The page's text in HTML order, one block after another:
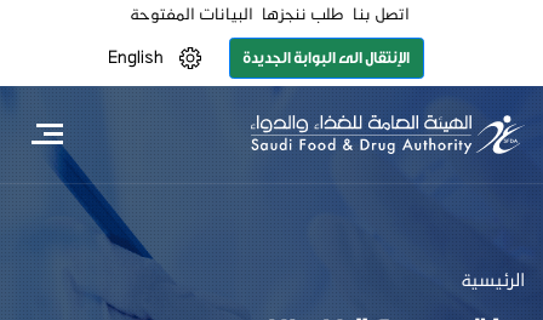
اتصل بنا طلب ننجزها البيانات المفتوحة
الإنتقال الى البوابة الجديدة English
الرئيسية